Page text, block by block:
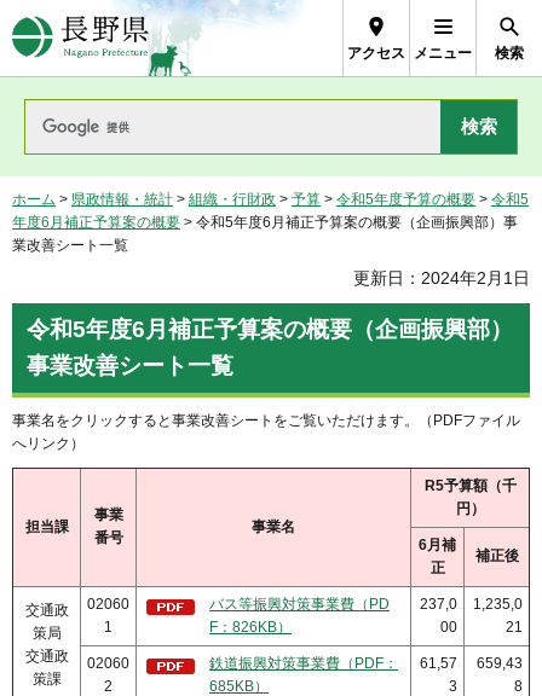
長野県Nagano Prefecture
アクセス メニュー 検索
ホーム > 県政情報・統計 > 組織・行財政 > 予算 > 令和5年度予算の概要 > 令和5
年度6月補正予算案の概要 > 令和5年度6月補正予算案の概要（企画振興部）事
業改善シート一覧
更新日：2024年2月1日
令和5年度6月補正予算案の概要（企画振興部）
事業改善シート一覧
事業名をクリックすると事業改善シートをご覧いただけます。（PDFファイル
へリンク）
担当課
事業
番号
事業名
R5予算額（千
円）
6月補
正
補正後
交通政
策局
交通政
策課
02060
1
バス等振興対策事業費（PD
F：826KB）
237,0
00
1,235,0
21
02060
2
鉄道振興対策事業費（PDF：
685KB）
61,57
3
659,43
8